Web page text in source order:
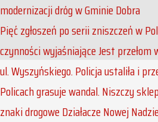
modernizacji dróg w Gminie Dobra
Pięć zgłoszeń po serii zniszczeń w
czynności wyjaśniająceJest
ul. Wyszyńskiego. Policja ustaliła i
Policach grasuje wandal. Niszczy
znaki drogoweDziałacze Nowej